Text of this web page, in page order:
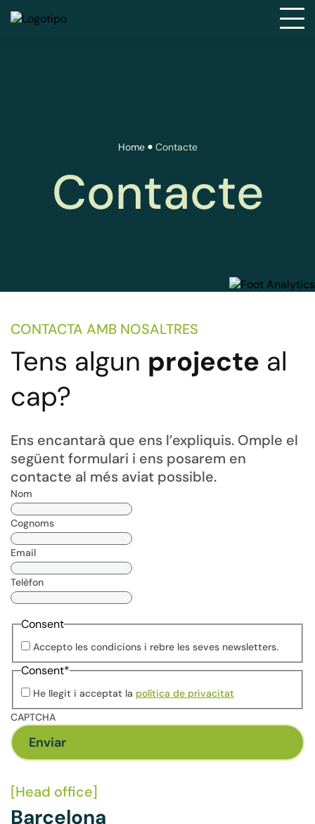
Home Contacte
Contacte
CONTACTA AMB NOSALTRES
Tens algun projecte al
cap?
Ens encantarà que ens l’expliquis. Omple el
següent formulari i ens posarem en
contacte al més aviat possible.
Nom
Cognoms
Email
Telèfon
Consent
Accepto les condicions i rebre les seves newsletters.
Consent*
He llegit i acceptat la política de privacitat
CAPTCHA
[Head office]
Barcelona